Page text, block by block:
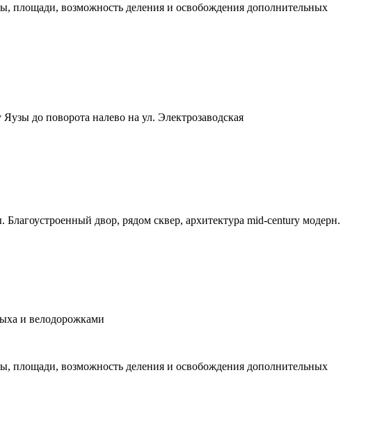
площади, возможность деления и освобождения дополнительных
до поворота налево на ул. Электрозаводская
двор, рядом сквер, архитектура mid-century модерн.
и велодорожками
площади, возможность деления и освобождения дополнительных